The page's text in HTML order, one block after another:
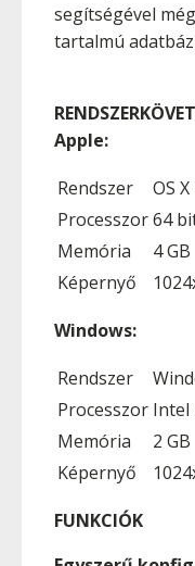
segítségével
tartalmú
Apple:
Rendszer
OS
Processzor64
Memória
4 GB
Képernyő
Windows:
Rendszer
Processzor Intel
Memória
2 GB
Képernyő
FUNKCIÓK